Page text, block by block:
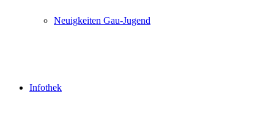
Neuigkeiten Gau-Jugend
Infothek